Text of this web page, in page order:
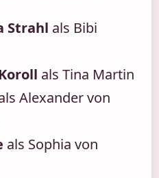
Strahl als Bibi
als Tina Martin
Alexander von
als Sophia von